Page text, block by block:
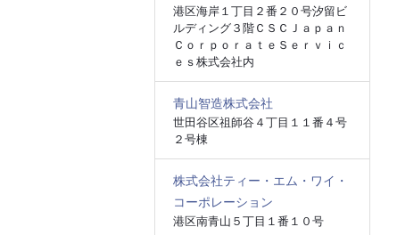
港区海岸１丁目２番２０号汐留ビ
ルディング３階ＣＳＣＪａｐａｎ
ＣｏｒｐｏｒａｔｅＳｅｒｖｉｃ
ｅｓ株式会社内
青山智造株式会社
世田谷区祖師谷４丁目１１番４号
２号棟
株式会社ティー・エム・ワイ・
コーポレーション
港区南青山５丁目１番１０号